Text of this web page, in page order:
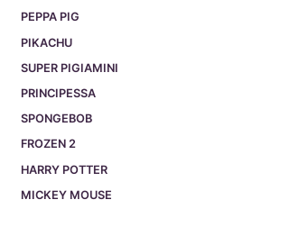
PEPPA PIG
PIKACHU
SUPER PIGIAMINI
PRINCIPESSA
SPONGEBOB
FROZEN 2
HARRY POTTER
MICKEY MOUSE